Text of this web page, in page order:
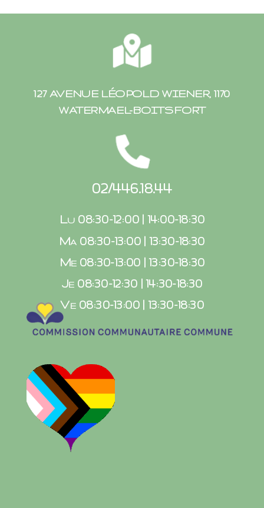
127 AVENUE LÉOPOLD WIENER, 1170
WATERMAEL-BOITSFORT
02/446.18.44
Lu 08:30-12:00 | 14:00-18:30
Ma 08:30-13:00 | 13:30-18:30
Me 08:30-13:00 | 13:30-18:30
Je 08:30-12:30 | 14:30-18:30
Ve 08:30-13:00 | 13:30-18:30